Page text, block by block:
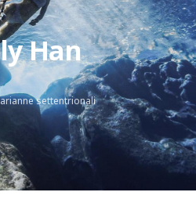
Han
settentrionali